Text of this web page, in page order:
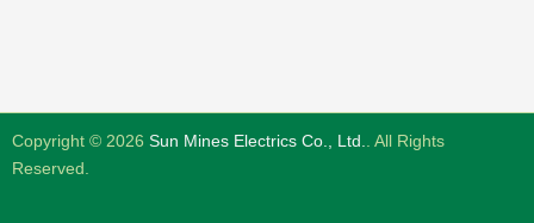
Copyright © 2026 Sun Mines Electrics Co., Ltd.
. All Rights
Reserved.